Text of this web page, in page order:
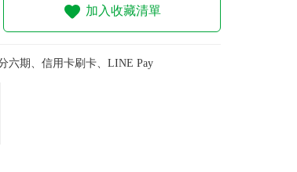
加入收藏清單
六期、信用卡刷卡、LINE Pay